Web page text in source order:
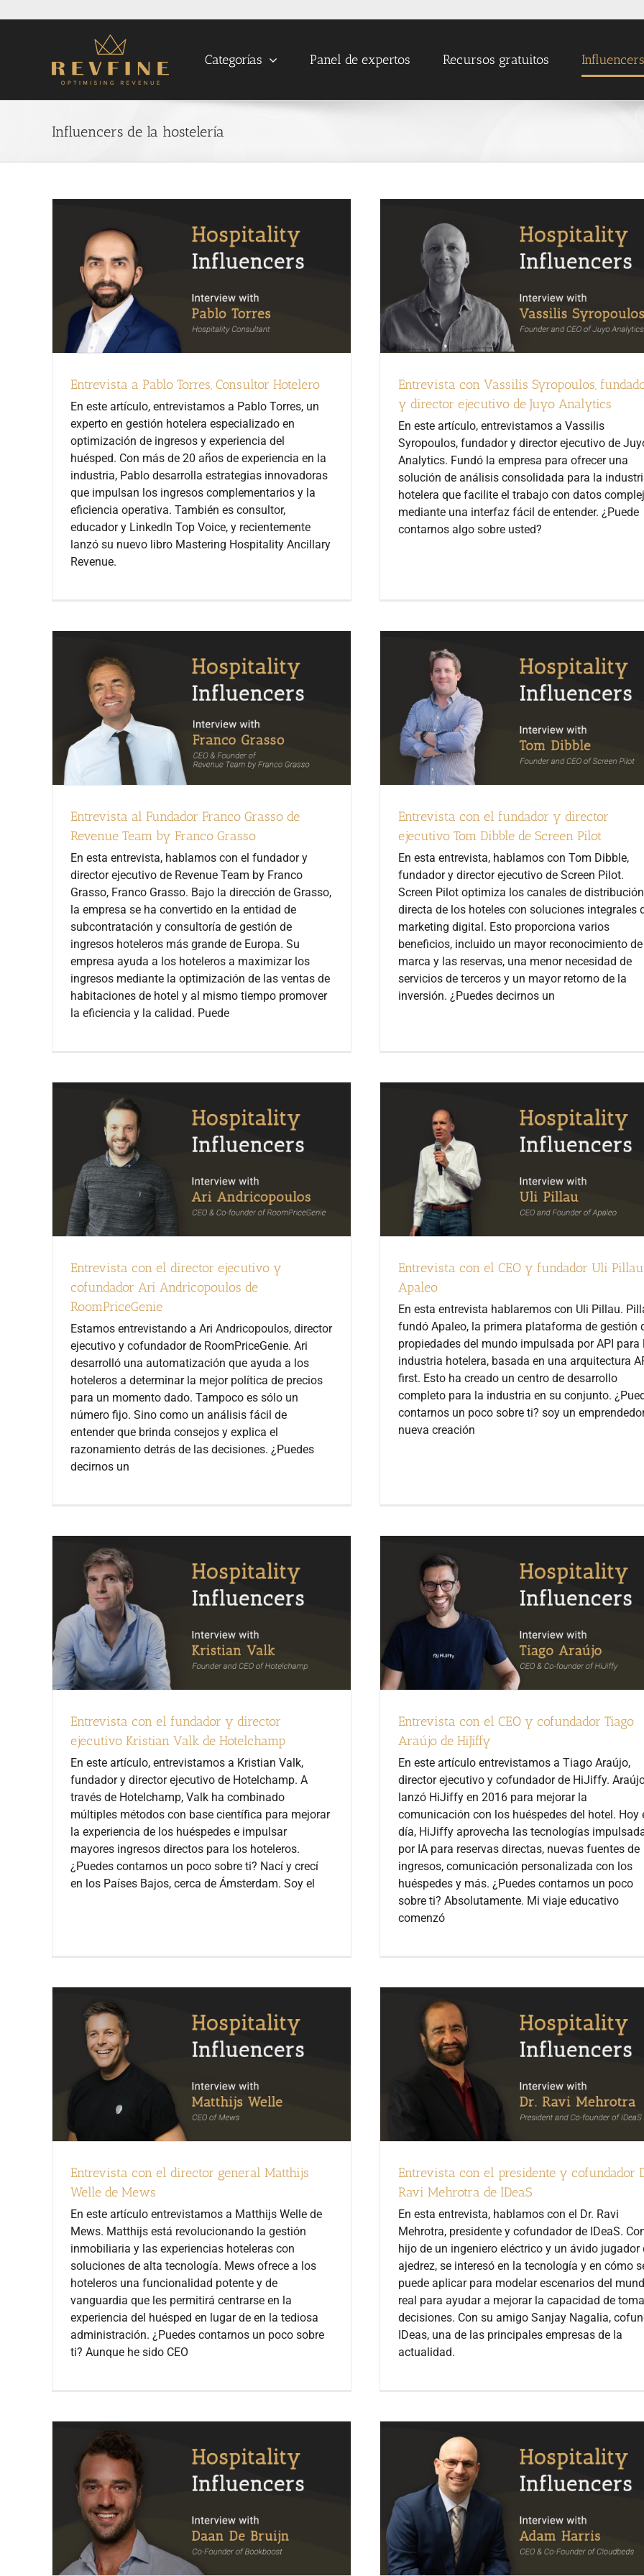
Categorías Panel de expertos Recursos gratuitos Influencers
Influencers de la hostelería
Entrevista a Pablo Torres, Consultor Hotelero
En este artículo, entrevistamos a Pablo Torres, un
experto en gestión hotelera especializado en
optimización de ingresos y experiencia del
huésped. Con más de 20 años de experiencia en la
industria, Pablo desarrolla estrategias innovadoras
que impulsan los ingresos complementarios y la
eficiencia operativa. También es consultor,
educador y LinkedIn Top Voice, y recientemente
lanzó su nuevo libro Mastering Hospitality Ancillary
Revenue.
Entrevista con Vassilis Syropoulos,
y director ejecutivo de Juyo Analytics
En este artículo, entrevistamos a Vassilis
Syropoulos, fundador y director ejecutivo de
Analytics. Fundó la empresa para ofrecer una
solución de análisis consolidada para la
hotelera que facilite el trabajo con datos
mediante una interfaz fácil de entender. ¿Puede
contarnos algo sobre usted?
Entrevista al Fundador Franco Grasso de
Revenue Team by Franco Grasso
En esta entrevista, hablamos con el fundador y
director ejecutivo de Revenue Team by Franco
Grasso, Franco Grasso. Bajo la dirección de Grasso,
la empresa se ha convertido en la entidad de
subcontratación y consultoría de gestión de
ingresos hoteleros más grande de Europa. Su
empresa ayuda a los hoteleros a maximizar los
ingresos mediante la optimización de las ventas de
habitaciones de hotel y al mismo tiempo promover
la eficiencia y la calidad. Puede
Entrevista con el fundador y director
ejecutivo Tom Dibble de Screen Pilot
En esta entrevista, hablamos con Tom Dibble,
fundador y director ejecutivo de Screen Pilot.
Screen Pilot optimiza los canales de distribución
directa de los hoteles con soluciones integrales
marketing digital. Esto proporciona varios
beneficios, incluido un mayor reconocimiento
marca y las reservas, una menor necesidad de
servicios de terceros y un mayor retorno de la
inversión. ¿Puedes decirnos un
Entrevista con el director ejecutivo y
cofundador Ari Andricopoulos de
RoomPriceGenie
Estamos entrevistando a Ari Andricopoulos, director
ejecutivo y cofundador de RoomPriceGenie. Ari
desarrolló una automatización que ayuda a los
hoteleros a determinar la mejor política de precios
para un momento dado. Tampoco es sólo un
número fijo. Sino como un análisis fácil de
entender que brinda consejos y explica el
razonamiento detrás de las decisiones. ¿Puedes
decirnos un
Entrevista con el CEO y fundador Uli
Apaleo
En esta entrevista hablaremos con Uli Pillau.
fundó Apaleo, la primera plataforma de gestión
propiedades del mundo impulsada por API para
industria hotelera, basada en una arquitectura
first. Esto ha creado un centro de desarrollo
completo para la industria en su conjunto.
contarnos un poco sobre ti? soy un
nueva creación
Entrevista con el fundador y director
ejecutivo Kristian Valk de Hotelchamp
En este artículo, entrevistamos a Kristian Valk,
fundador y director ejecutivo de Hotelchamp. A
través de Hotelchamp, Valk ha combinado
múltiples métodos con base científica para mejorar
la experiencia de los huéspedes e impulsar
mayores ingresos directos para los hoteleros.
¿Puedes contarnos un poco sobre ti? Nací y crecí
en los Países Bajos, cerca de Ámsterdam. Soy el
Entrevista con el CEO y cofundador Tiago
Araújo de HiJiffy
En este artículo entrevistamos a Tiago Araújo,
director ejecutivo y cofundador de HiJiffy.
lanzó HiJiffy en 2016 para mejorar la
comunicación con los huéspedes del hotel. Hoy
día, HiJiffy aprovecha las tecnologías
por IA para reservas directas, nuevas fuentes de
ingresos, comunicación personalizada con los
huéspedes y más. ¿Puedes contarnos un poco
sobre ti? Absolutamente. Mi viaje educativo
comenzó
Entrevista con el director general Matthijs
Welle de Mews
En este artículo entrevistamos a Matthijs Welle de
Mews. Matthijs está revolucionando la gestión
inmobiliaria y las experiencias hoteleras con
soluciones de alta tecnología. Mews ofrece a los
hoteleros una funcionalidad potente y de
vanguardia que les permitirá centrarse en la
experiencia del huésped en lugar de en la tediosa
administración. ¿Puedes contarnos un poco sobre
ti? Aunque he sido CEO
Entrevista con el presidente y cofundador
Ravi Mehrotra de IDeaS
En esta entrevista, hablamos con el Dr. Ravi
Mehrotra, presidente y cofundador de IDeaS.
hijo de un ingeniero eléctrico y un ávido jugador
ajedrez, se interesó en la tecnología y en cómo
puede aplicar para modelar escenarios del
real para ayudar a mejorar la capacidad de
decisiones. Con su amigo Sanjay Nagalia,
IDeas, una de las principales empresas de la
actualidad.